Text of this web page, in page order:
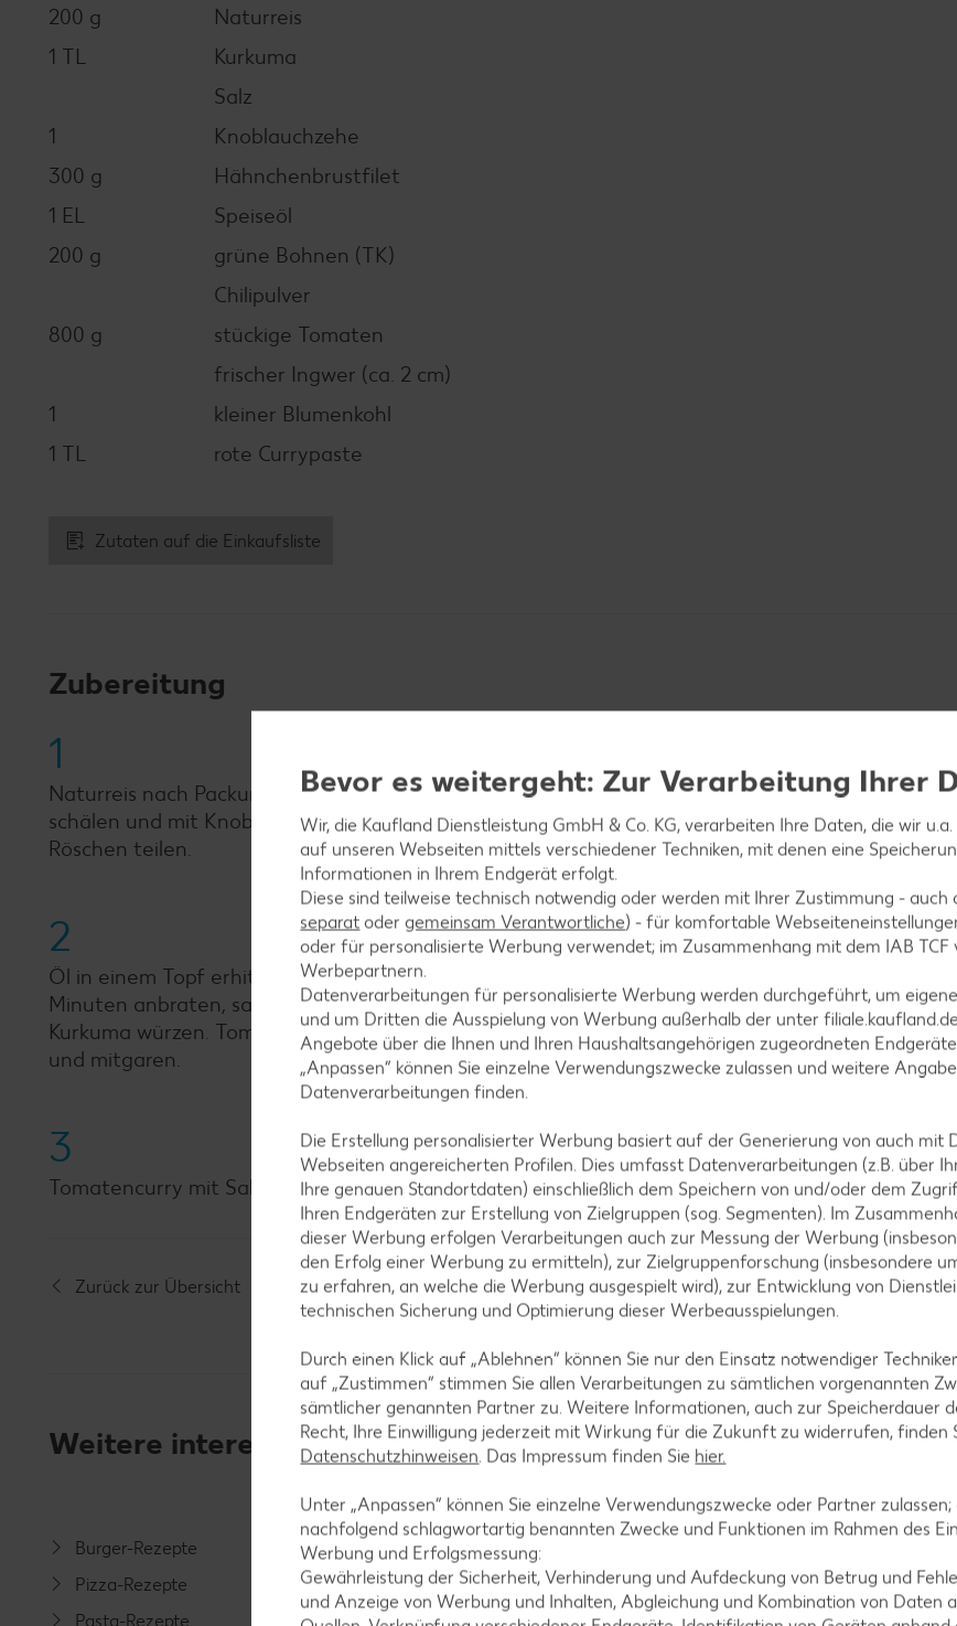
200 g
Naturreis
1 TL
Kurkuma
Salz
1
Knoblauchzehe
300 g
Hähnchenbrustfilet
1 EL
Speiseöl
200 g
grüne Bohnen (TK)
Chilipulver
800 g
stückige Tomaten
frischer Ingwer (ca. 2 cm)
1
kleiner Blumenkohl
1 TL
rote Currypaste
Zutaten auf die Einkaufsliste
Zubereitung
1
Naturreis nach Packungsanweisung in Salzwasser garen. Hähnchenbrustfilet in Würfel
schälen und mit Knoblauch hacken. Zwiebel abziehen und in Streifen schneiden. Blumenkohl in
Röschen teilen.
2
Öl in einem Topf erhitzen. Hähnchenbrustfiletwürfel mit Zwiebelstreifen, Knoblauch und Ingwer
Minuten anbraten, salzen. Blumenkohlröschen zugeben, mit Tomaten ablöschen und mit
Kurkuma würzen. Tomatencurry ca. 15 Minuten köcheln lassen. Bohnen nach der Hälfte der
und mitgaren.
3
Tomatencurry mit Salz und Chilipulver abschmecken und mit Naturreis servieren.
Zurück zur Übersicht
Weitere interessante Rezeptkategorien
Burger-Rezepte
Pizza-Rezepte
Pasta-Rezepte
Salat-Rezepte
Spargel-Rezepte
Fleisch-Rezepte
Apfelkuchen-Rezepte
Schokokuchen-
Bevor es weitergeht: Zur Verarbeitung Ihrer
Wir, die Kaufland Dienstleistung GmbH & Co. KG, verarbeiten Ihre Daten, die wir
auf unseren Webseiten mittels verschiedener Techniken, mit denen eine
Informationen in Ihrem Endgerät erfolgt.
Diese sind teilweise technisch notwendig oder werden mit Ihrer Zustimmung - auch
separat oder gemeinsam Verantwortliche) - für komfortable
oder für personalisierte Werbung verwendet; im Zusammenhang mit dem IAB
Werbepartnern.
Datenverarbeitungen für personalisierte Werbung werden durchgeführt, um
und um Dritten die Ausspielung von Werbung außerhalb der unter
Angebote über die Ihnen und Ihren Haushaltsangehörigen zugeordneten
„Anpassen“ können Sie einzelne Verwendungszwecke zulassen und weitere
Datenverarbeitungen finden.
Die Erstellung personalisierter Werbung basiert auf der Generierung von auch mit
Webseiten angereicherten Profilen. Dies umfasst Datenverarbeitungen (z.B. über
Ihre genauen Standortdaten) einschließlich dem Speichern von und/oder dem
Ihren Endgeräten zur Erstellung von Zielgruppen (sog. Segmenten). Im
dieser Werbung erfolgen Verarbeitungen auch zur Messung der Werbung
den Erfolg einer Werbung zu ermitteln), zur Zielgruppenforschung (insbesondere
zu erfahren, an welche die Werbung ausgespielt wird), zur Entwicklung von
technischen Sicherung und Optimierung dieser Werbeausspielungen.
Durch einen Klick auf „Ablehnen“ können Sie nur den Einsatz notwendiger
auf „Zustimmen“ stimmen Sie allen Verarbeitungen zu sämtlichen vorgenannten
sämtlicher genannten Partner zu. Weitere Informationen, auch zur Speicherdauer
Recht, Ihre Einwilligung jederzeit mit Wirkung für die Zukunft zu widerrufen, finden
Datenschutzhinweisen. Das Impressum finden Sie hier.
Unter „Anpassen“ können Sie einzelne Verwendungszwecke oder Partner
nachfolgend schlagwortartig benannten Zwecke und Funktionen im Rahmen des
Werbung und Erfolgsmessung:
Gewährleistung der Sicherheit, Verhinderung und Aufdeckung von Betrug und
und Anzeige von Werbung und Inhalten, Abgleichung und Kombination von Daten